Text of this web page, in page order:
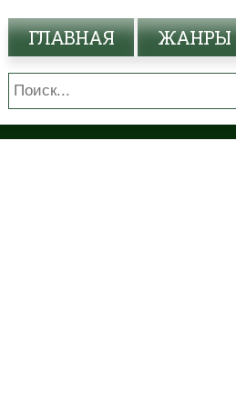
ГЛАВНАЯ ЖАНРЫ